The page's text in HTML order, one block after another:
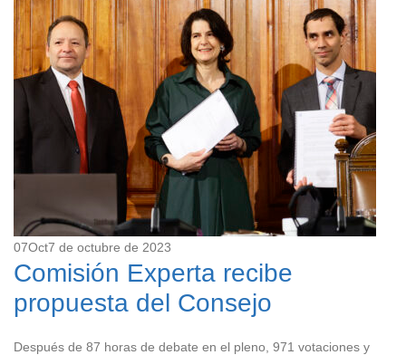
07Oct7 de octubre de 2023
Comisión Experta recibe
propuesta del Consejo
Después de 87 horas de debate en el pleno, 971 votaciones y